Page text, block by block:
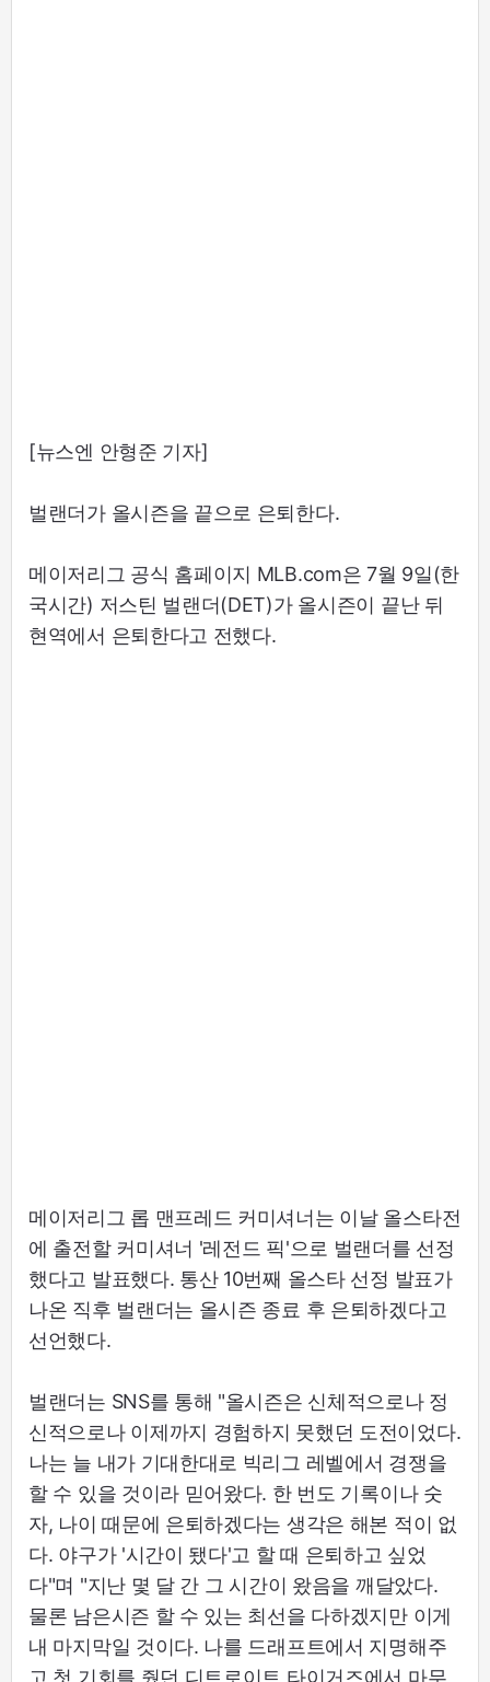
[뉴스엔 안형준 기자]
벌랜더가 올시즌을 끝으로 은퇴한다.
메이저리그 공식 홈페이지 MLB.com은 7월 9일(한
국시간) 저스틴 벌랜더(DET)가 올시즌이 끝난 뒤
현역에서 은퇴한다고 전했다.
메이저리그 롭 맨프레드 커미셔너는 이날 올스타전
에 출전할 커미셔너 '레전드 픽'으로 벌랜더를 선정
했다고 발표했다. 통산 10번째 올스타 선정 발표가
나온 직후 벌랜더는 올시즌 종료 후 은퇴하겠다고
선언했다.
벌랜더는 SNS를 통해 "올시즌은 신체적으로나 정
신적으로나 이제까지 경험하지 못했던 도전이었다.
나는 늘 내가 기대한대로 빅리그 레벨에서 경쟁을
할 수 있을 것이라 믿어왔다. 한 번도 기록이나 숫
자, 나이 때문에 은퇴하겠다는 생각은 해본 적이 없
다. 야구가 '시간이 됐다'고 할 때 은퇴하고 싶었
다"며 "지난 몇 달 간 그 시간이 왔음을 깨달았다.
물론 남은시즌 할 수 있는 최선을 다하겠지만 이게
내 마지막일 것이다. 나를 드래프트에서 지명해주
고 첫 기회를 줬던 디트로이트 타이거즈에서 마무